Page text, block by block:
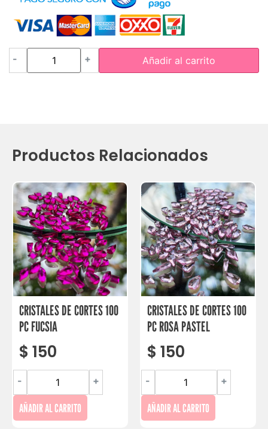
- + Añadir al carrito
Productos Relacionados
CRISTALES DE CORTES 100
PC FUCSIA
$ 150
- +
AÑADIR AL CARRITO
CRISTALES DE CORTES 100
PC ROSA PASTEL
$ 150
- +
AÑADIR AL CARRITO